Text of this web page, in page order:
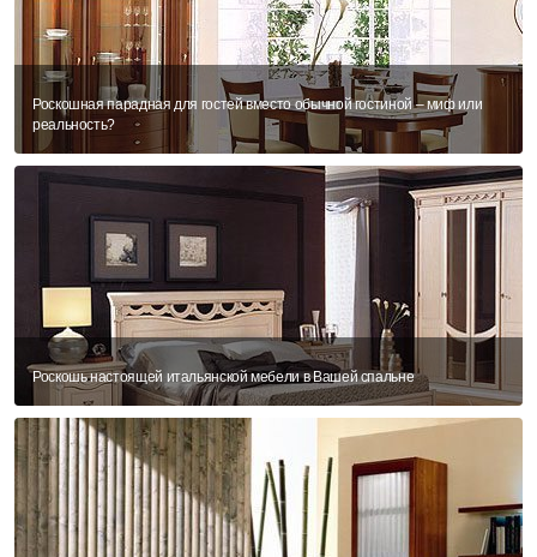
Роскошная парадная для гостей вместо обычной гостиной – миф или
реальность?
Роскошь настоящей итальянской мебели в Вашей спальне